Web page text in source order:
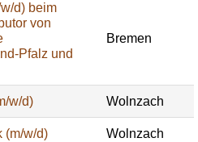
d) beim
von
Pfalz und
Bremen
w/d) Wolnzach
(m/w/d) Wolnzach